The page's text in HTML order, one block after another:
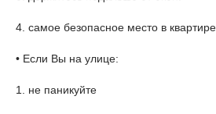
4. самое безопасное место в
• Если Вы на улице:
1. не паникуйте